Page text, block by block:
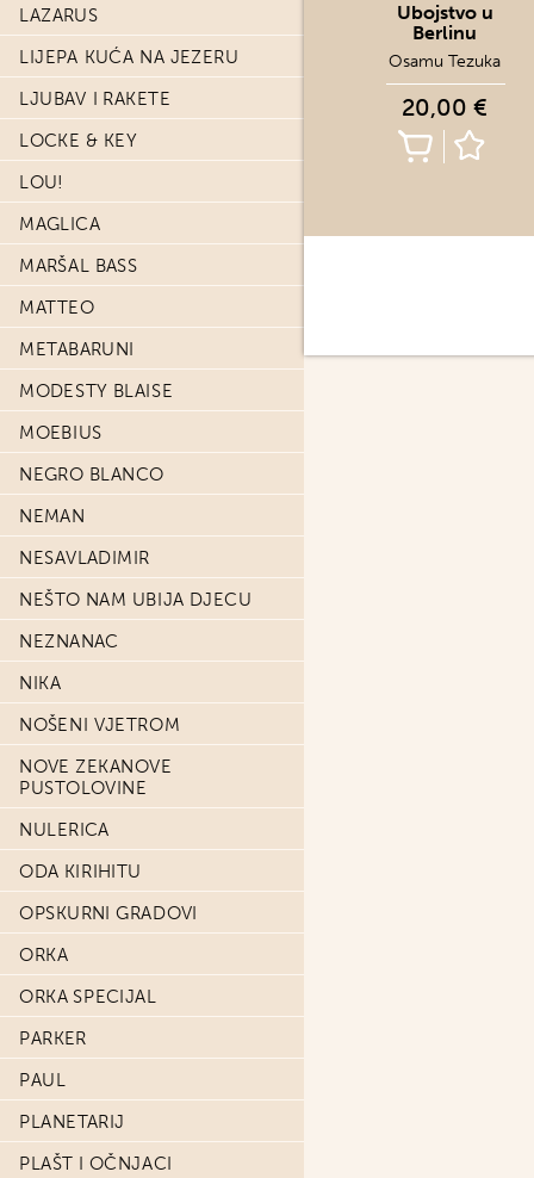
LAZARUS
LIJEPA KUĆA NA JEZERU
LJUBAV I RAKETE
LOCKE & KEY
LOU!
MAGLICA
MARŠAL BASS
MATTEO
METABARUNI
MODESTY BLAISE
MOEBIUS
NEGRO BLANCO
NEMAN
NESAVLADIMIR
NEŠTO NAM UBIJA DJECU
NEZNANAC
NIKA
NOŠENI VJETROM
NOVE ZEKANOVE
PUSTOLOVINE
NULERICA
ODA KIRIHITU
OPSKURNI GRADOVI
ORKA
ORKA SPECIJAL
PARKER
PAUL
PLANETARIJ
PLAŠT I OČNJACI
Ubojstvo u
Berlinu
Osamu Tezuka
20,00 €